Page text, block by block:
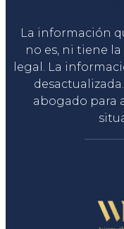
La información
no es, ni tiene
legal. La
abogado para